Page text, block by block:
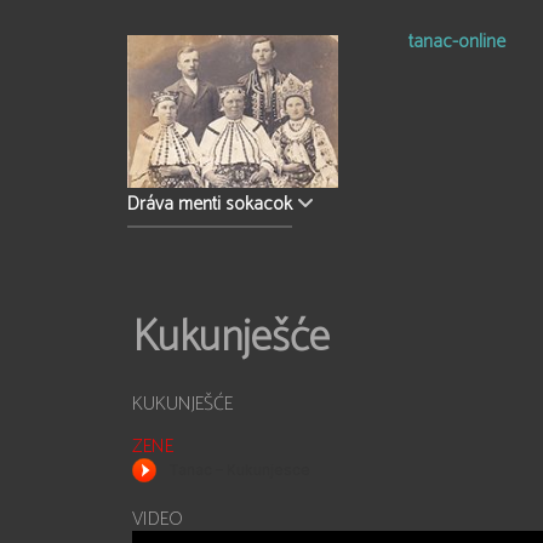
Dráva menti sokacok
tanac-online
Kukunješće
KUKUNJEŠĆE
ZENE
VIDEO